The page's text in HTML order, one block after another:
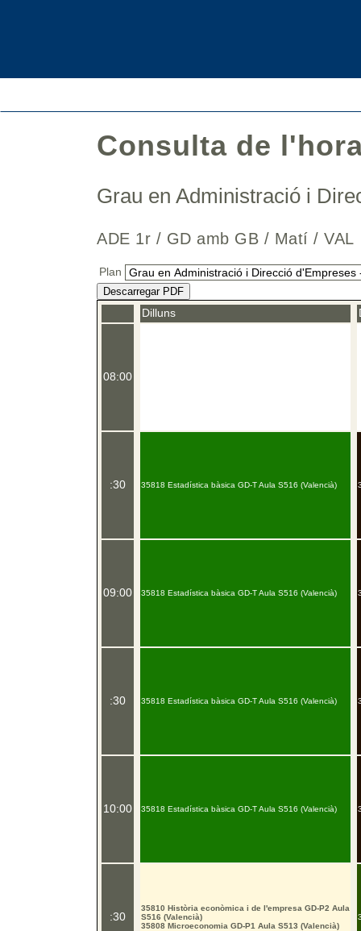
Consulta de
Grau en Administració i
ADE 1r / GD amb GB / Matí /
Plan
Descarregar PDF
08:00
:30
09:00
:30
10:00
:30
Dilluns
35818 Estadística bàsica GD-T Aula S516 (Valencià)
35818 Estadística bàsica GD-T Aula S516 (Valencià)
35818 Estadística bàsica GD-T Aula S516 (Valencià)
35818 Estadística bàsica GD-T Aula S516 (Valencià)
35810 Història econòmica i de l'empresa GD-P2 Aula
S516 (Valencià)
35808 Microeconomia GD-P1 Aula S513 (Valencià)